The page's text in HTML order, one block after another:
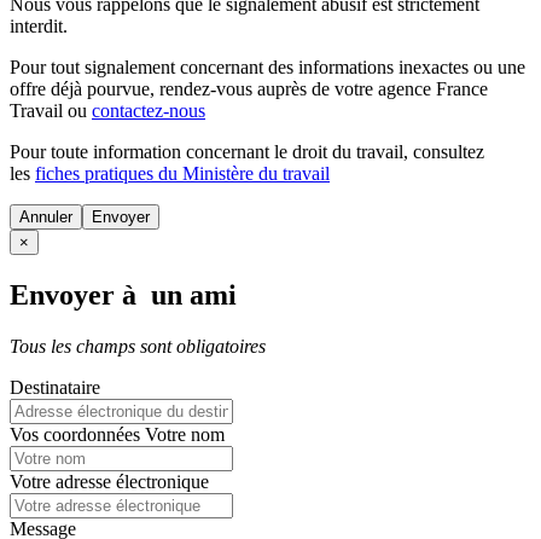
Nous vous rappelons que le signalement abusif est strictement
interdit.
Pour tout signalement concernant des informations inexactes ou une
offre déjà pourvue, rendez-vous auprès de votre agence France
Travail ou contactez-nous
Pour toute information concernant le droit du travail, consultez
les fiches pratiques du Ministère du travail
Annuler
×
Envoyer à un ami
Tous les champs sont obligatoires
Destinataire
Vos coordonnées Votre nom
Votre adresse électronique
Message